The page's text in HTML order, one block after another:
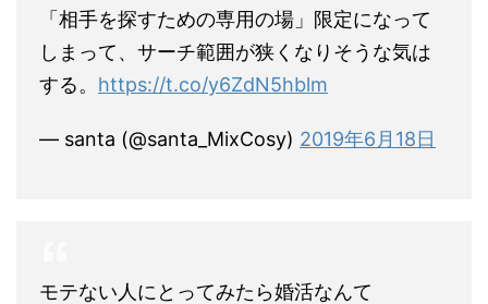
「相手を探すための専用の場」限定になって
しまって、サーチ範囲が狭くなりそうな気は
する。 https://t.co/y6ZdN5hblm
— santa (@santa_MixCosy) 2019年6月18日
モテない人にとってみたら婚活なんて